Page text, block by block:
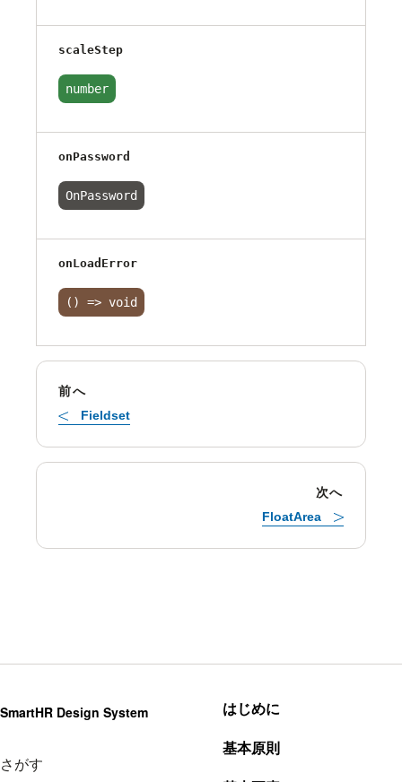
scaleStep
number
onPassword
OnPassword
onLoadError
() => void
前へ
Fieldset
次へ
FloatArea
SmartHR Design System
さがす
はじめに
基本原則